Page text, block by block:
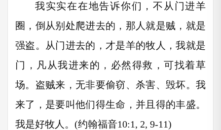
我实实在在地告诉你们，不从门进羊
圈，倒从别处爬进去的，那人就是贼，就是
强盗。从门进去的，才是羊的牧人，我就是
门，凡从我进来的，必然得救，可找着草
场。盗贼来，无非要偷窃、杀害、毁坏。我
来了，是要叫他们得生命，并且得的丰盛。
我是好牧人。(约翰福音10:1, 2, 9-11)